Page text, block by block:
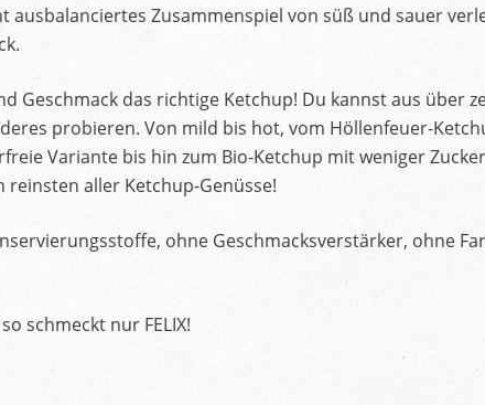
ausbalanciertes Zusammenspiel von süß und sauer
Geschmack das richtige Ketchup! Du kannst aus über
probieren. Von mild bis hot, vom Höllenfeuer-
Variante bis hin zum Bio-Ketchup mit weniger
aller Ketchup-Genüsse!
ohne Geschmacksverstärker, ohne
schmeckt nur FELIX!